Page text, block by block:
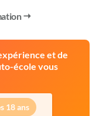
et de
école vous
18 ans